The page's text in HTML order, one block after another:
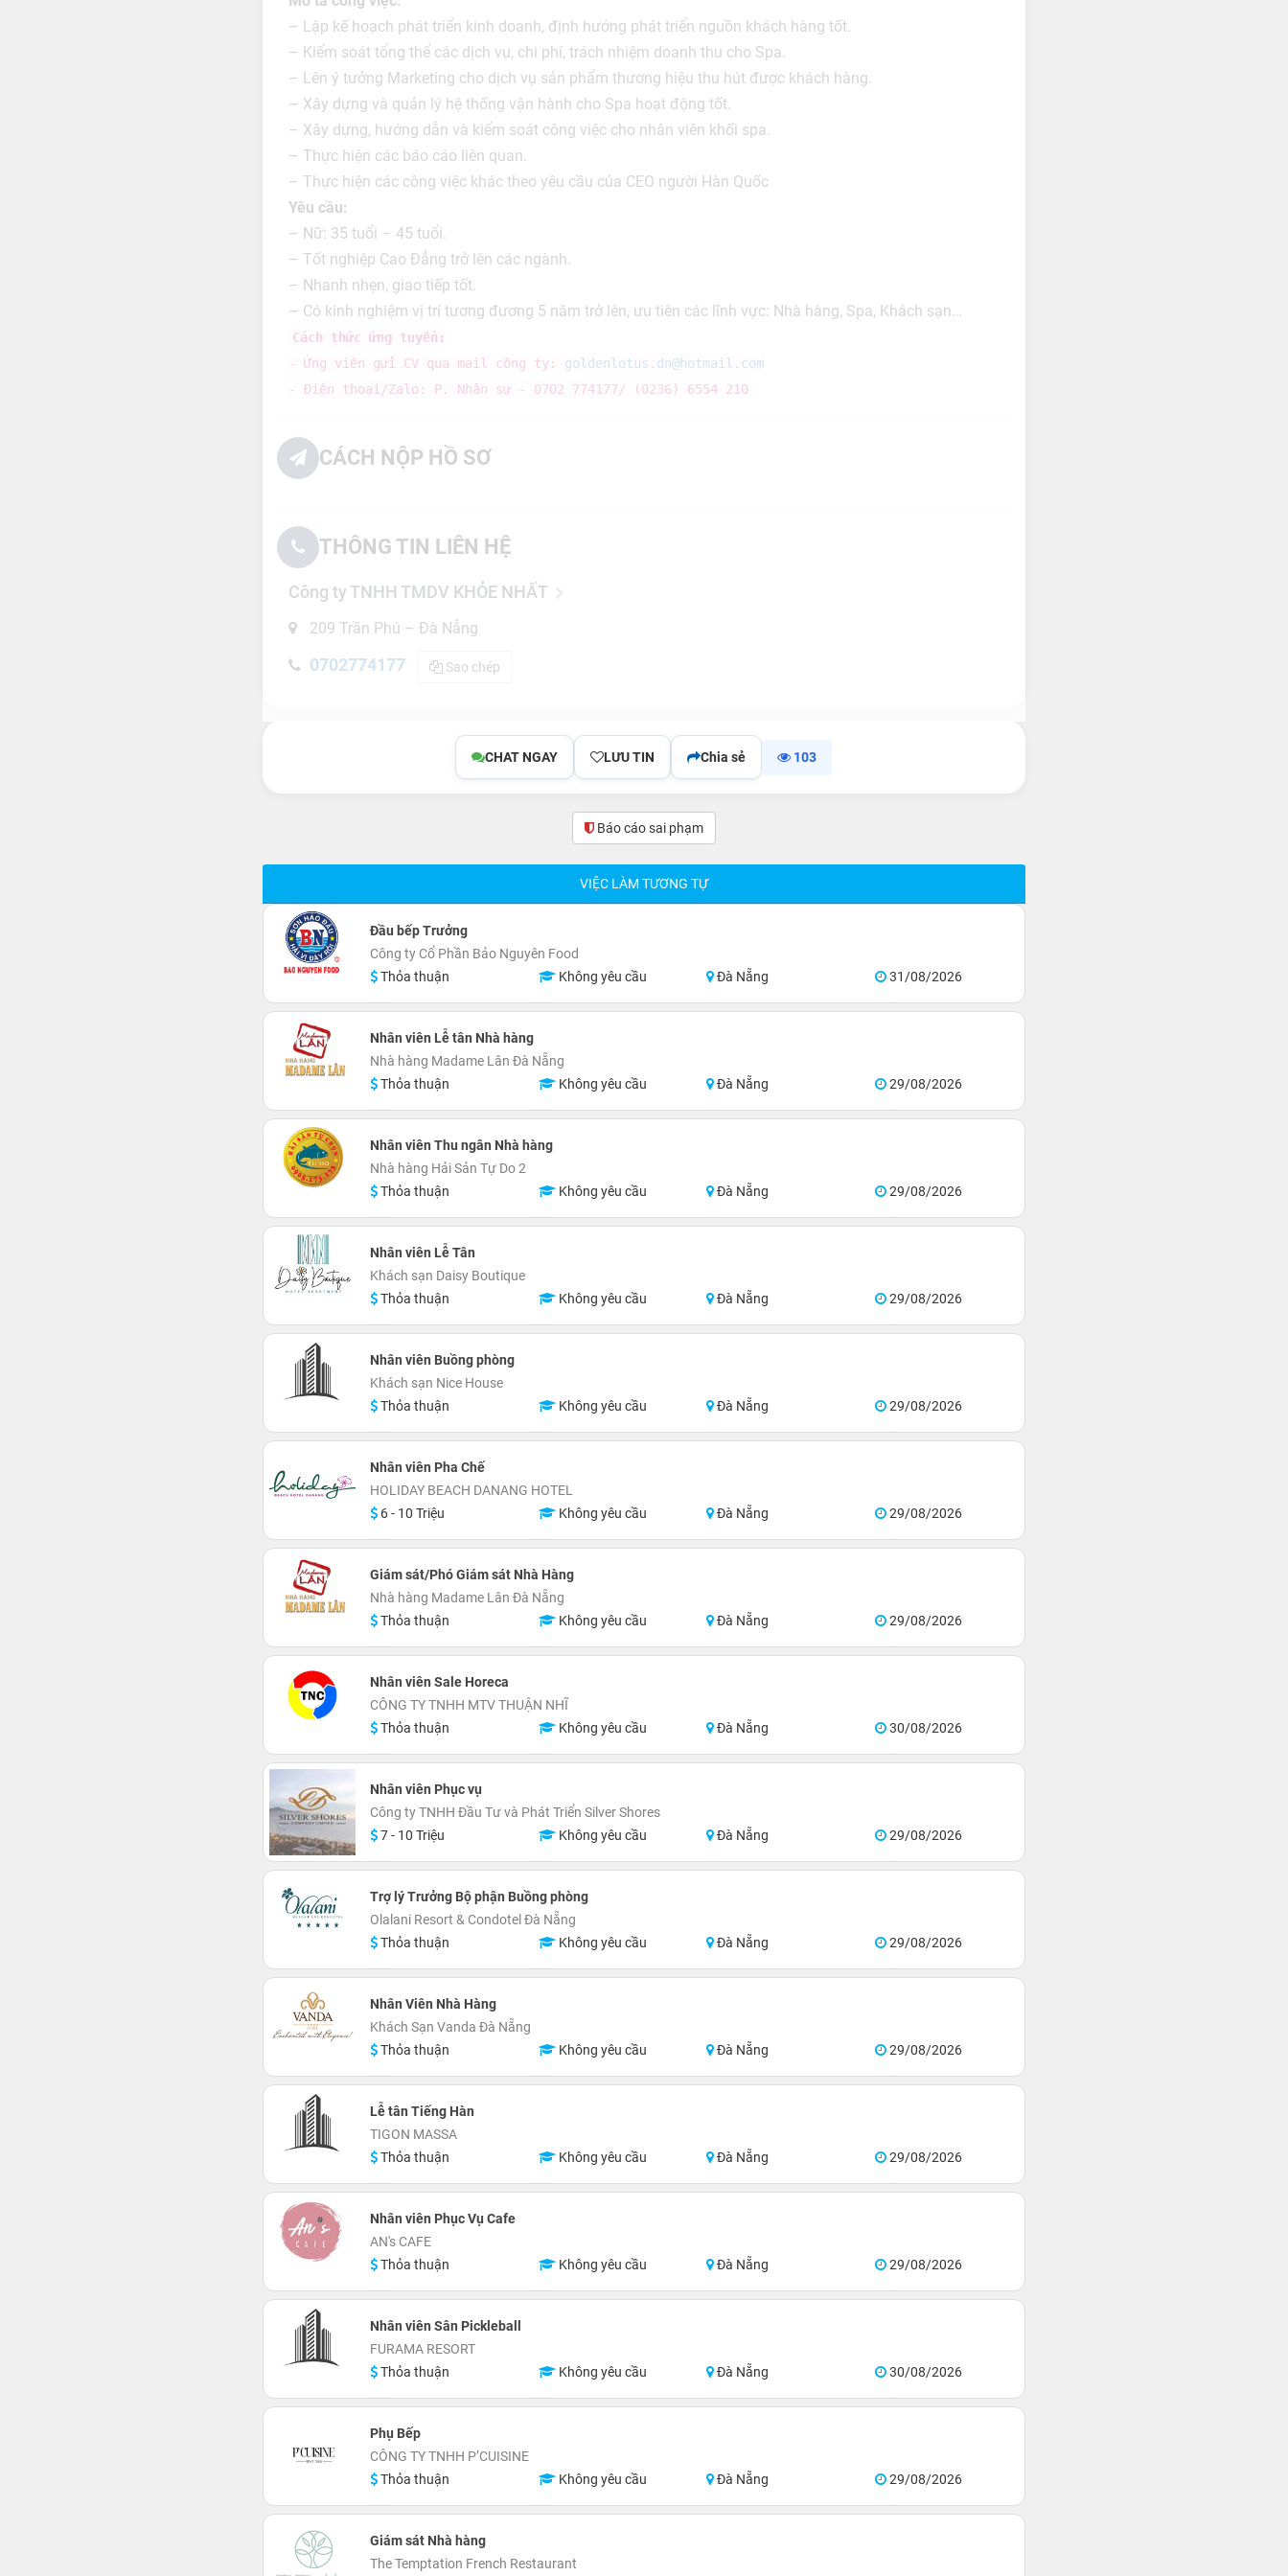
– Lập kế hoạch phát triển kinh doanh, định hướng phát triển nguồn khách hàng tốt.
– Kiểm soát tổng thể các dịch vụ, chi phí, trách nhiệm doanh thu cho Spa.
– Lên ý tưởng Marketing cho dịch vụ sản phẩm thương hiệu thu hút được khách hàng.
– Xây dựng và quản lý hệ thống vận hành cho Spa hoạt động tốt.
– Xây dựng, hướng dẫn và kiểm soát công việc cho nhân viên khối spa.
– Thực hiện các báo cáo liên quan.
– Thực hiện các công việc khác theo yêu cầu của CEO người Hàn Quốc
Yêu cầu:
– Nữ: 35 tuổi – 45 tuổi.
– Tốt nghiệp Cao Đẳng trở lên các ngành.
– Nhanh nhẹn, giao tiếp tốt.
– Có kinh nghiệm vị trí tương đương 5 năm trở lên, ưu tiên các lĩnh vực: Nhà hàng, Spa, Khách sạn…
Cách thức ứng tuyển:
- Ứng viên gửi CV qua mail công ty: goldenlotus.dn@hotmail.com
- Điện thoại/Zalo: P. Nhân sự - 0702 774177/ (0236) 6554 210
CÁCH NỘP HỒ SƠ
THÔNG TIN LIÊN HỆ
Công ty TNHH TMDV KHỎE NHẤT
209 Trần Phú – Đà Nẵng
0702774177 Sao chép
CHAT NGAY LƯU TIN Chia sẻ 103
Báo cáo sai phạm
VIỆC LÀM TƯƠNG TỰ
Đầu bếp Trưởng
Công ty Cổ Phần Bảo Nguyên Food
Thỏa thuận
Không yêu cầu Đà Nẵng 31/08/2026
Nhân viên Lễ tân Nhà hàng
Nhà hàng Madame Lân Đà Nẵng
Thỏa thuận
Không yêu cầu Đà Nẵng 29/08/2026
Nhân viên Thu ngân Nhà hàng
Nhà hàng Hải Sản Tự Do 2
Thỏa thuận
Không yêu cầu Đà Nẵng 29/08/2026
Nhân viên Lễ Tân
Khách sạn Daisy Boutique
Thỏa thuận
Không yêu cầu Đà Nẵng 29/08/2026
Nhân viên Buồng phòng
Khách sạn Nice House
Thỏa thuận
Không yêu cầu Đà Nẵng 29/08/2026
Nhân viên Pha Chế
HOLIDAY BEACH DANANG HOTEL
6 - 10 Triệu
Không yêu cầu Đà Nẵng 29/08/2026
Giám sát/Phó Giám sát Nhà Hàng
Nhà hàng Madame Lân Đà Nẵng
Thỏa thuận
Không yêu cầu Đà Nẵng 29/08/2026
Nhân viên Sale Horeca
CÔNG TY TNHH MTV THUẬN NHĨ
Thỏa thuận
Không yêu cầu Đà Nẵng 30/08/2026
Nhân viên Phục vụ
Công ty TNHH Đầu Tư và Phát Triển Silver Shores
7 - 10 Triệu
Không yêu cầu Đà Nẵng 29/08/2026
Trợ lý Trưởng Bộ phận Buồng phòng
Olalani Resort & Condotel Đà Nẵng
Thỏa thuận
Không yêu cầu Đà Nẵng 29/08/2026
Nhân Viên Nhà Hàng
Khách Sạn Vanda Đà Nẵng
Thỏa thuận
Không yêu cầu Đà Nẵng 29/08/2026
Lễ tân Tiếng Hàn
TIGON MASSA
Thỏa thuận
Không yêu cầu Đà Nẵng 29/08/2026
Nhân viên Phục Vụ Cafe
AN's CAFE
Thỏa thuận
Không yêu cầu Đà Nẵng 29/08/2026
Nhân viên Sân Pickleball
FURAMA RESORT
Thỏa thuận
Không yêu cầu Đà Nẵng 30/08/2026
Phụ Bếp
CÔNG TY TNHH P’CUISINE
Thỏa thuận
Không yêu cầu Đà Nẵng 29/08/2026
Giám sát Nhà hàng
The Temptation French Restaurant